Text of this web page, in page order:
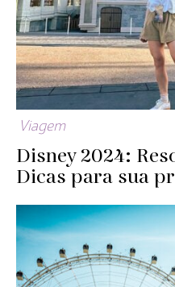
Viagem
Disney 2024:
Dicas para sua